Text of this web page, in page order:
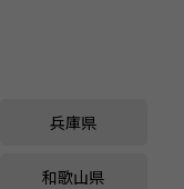
兵庫県
和歌山県